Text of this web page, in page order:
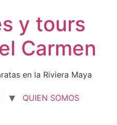
y tours
Carmen
en la Riviera Maya
QUIEN SOMOS